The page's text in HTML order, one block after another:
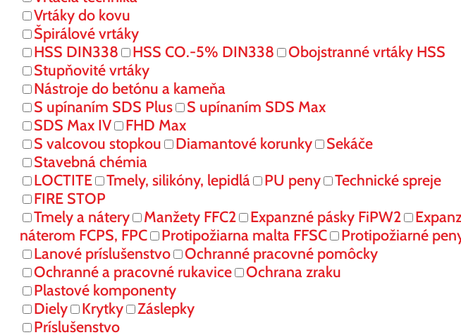
Vrtáky do kovu
Špirálové vrtáky
HSS DIN338
HSS CO.-5% DIN338
Obojstranné vrtáky HSS
Stupňovité vrtáky
Nástroje do betónu a kameňa
S upínaním SDS Plus
S upínaním SDS Max
SDS Max IV
FHD Max
S valcovou stopkou
Diamantové korunky
Sekáče
Stavebná chémia
LOCTITE
Tmely, silikóny, lepidlá PU peny
Technické spreje
FIRE STOP
Tmely a nátery
Manžety FFC2 Expanzné pásky FiPW2
náterom FCPS, FPC
Protipožiarna malta FFSC
Protipožiarné
Lanové príslušenstvo
Ochranné pracovné pomôcky
Ochranné a pracovné rukavice
Ochrana zraku
Plastové komponenty
Diely
Krytky
Záslepky
Príslušenstvo